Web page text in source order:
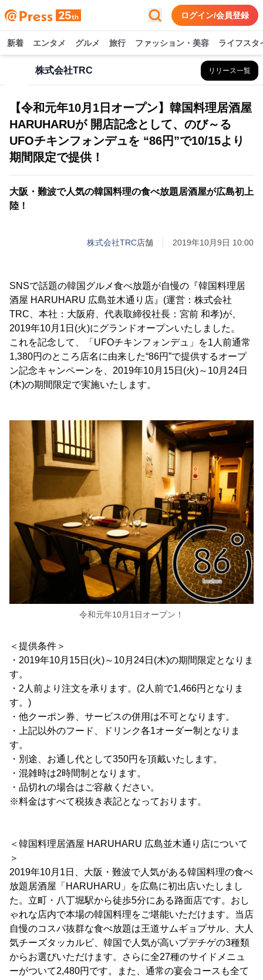
ログイン/会員登録
新着 エンタメ グルメ 旅行 ファッション・美容 ライフスタ
株式会社TRC リリース一覧
【令和元年10月1日オープン】韓国料理居酒屋
HARUHARUが 開店記念として、のび～る
UFOチキンフォンデュを “86円”で10/15より
期間限定で提供！
大阪・難波で人気の韓国料理の食べ放題居酒屋が広島初上
陸！
株式会社TRC店舗 2019年10月9日 10:00
SNSで話題の韓国グルメ食べ放題が自慢の『韓国料理居
酒屋 HARUHARU 広島並木通り店』(運営：株式会社
TRC、本社：大阪府、代表取締役社長：宮前 和孝)が、
2019年10月1日(火)にグランドオープンいたしました。
これを記念して、「UFOチキンフォンデュ」を1人前通常
1,380円のところ店名に由来した“86円”で提供するオープ
ン記念キャンペーンを、2019年10月15日(火)～10月24日
(木)の期間限定で実施いたします。
令和元年10月1日オープン！
＜提供条件＞
・2019年10月15日(火)～10月24日(木)の期間限定となりま
す。
・2人前より注文を承ります。(2人前で1,466円となりま
す。)
・他クーポン券、サービスの併用は不可となります。
・上記以外のフード、ドリンク各1オーダー制となりま
す。
・別途、お通し代として350円を頂戴いたします。
・混雑時は2時間制となります。
・品切れの場合はご容赦ください。
※料金はすべて税抜き表記となっております。
＜韓国料理居酒屋 HARUHARU 広島並木通り店について
＞
2019年10月1日、大阪・難波で人気がある韓国料理の食べ
放題居酒屋「HARUHARU」を広島に初出店いたしまし
た。立町・八丁堀駅から徒歩5分にある路面店です。おし
ゃれな店内で本場の韓国料理をご堪能いただけます。当店
自慢のコスパ抜群な食べ放題は王道サムギョプサル、大人
気チーズタッカルビ、韓国で人気が高いプデチゲの3種類
からお選びいただけます。さらに全27種のサイドメニュ
ーがついて2,480円です。また、通常の宴会コースも全て